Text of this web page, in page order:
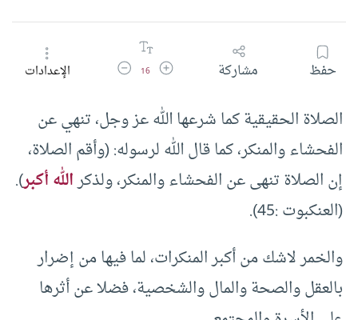
حفظ مشاركة زيادة حجم الخط
16 تقليل حجم الخطالإعدادات
الصلاة الحقيقية كما شرعها الله عز وجل، تنهي عن
الفحشاء والمنكر، كما قال الله لرسوله: (وأقم الصلاة،
إن الصلاة تنهى عن الفحشاء والمنكر، ولذكرالله أكبر).
(العنكبوت :45).
والخمر لاشك من أكبر المنكرات، لما فيها من إضرار
بالعقل والصحة والمال والشخصية، فضلا عن أثرها